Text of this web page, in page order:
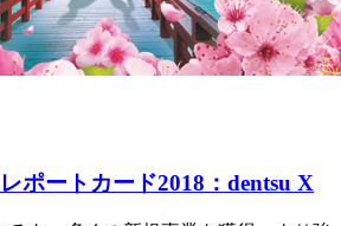
ポートカード2018：dentsu X